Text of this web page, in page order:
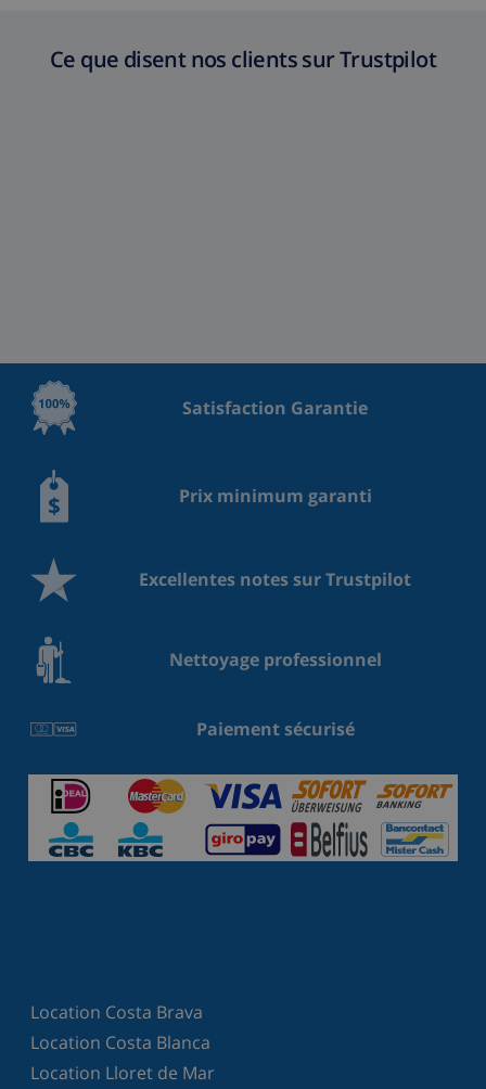
Ce que disent nos clients sur Trustpilot
Satisfaction Garantie
Prix minimum garanti
Excellentes notes sur Trustpilot
Nettoyage professionnel
Paiement sécurisé
Location Costa Brava
Location Costa Blanca
Location Lloret de Mar